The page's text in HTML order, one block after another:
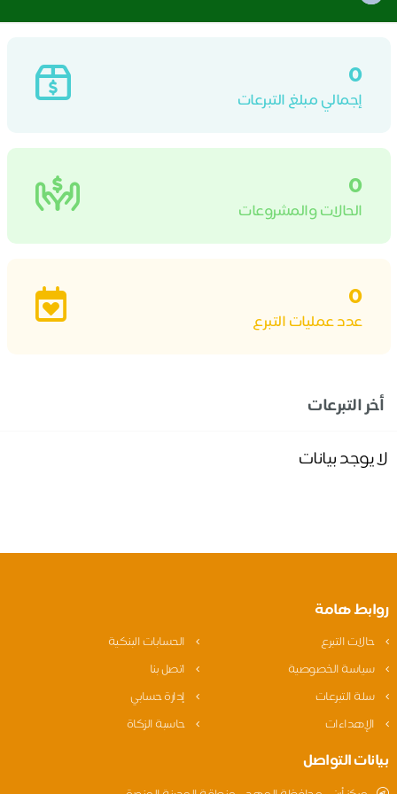
0
إجمالي مبلغ التبرعات
0
الحالات والمشروعات
0
عدد عمليات التبرع
أخر التبرعات
لا يوجد بيانات
روابط هامة
حالات التبرع
الحسابات البنكية
سياسة الخصوصية
اتصل بنا
سلة التبرعات
إدارة حسابي
الإهداءات
حاسبة الزكاة
بيانات التواصل